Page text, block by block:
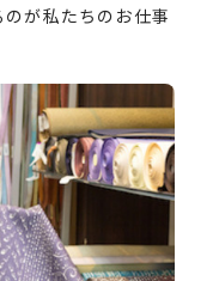
が私たちのお仕事